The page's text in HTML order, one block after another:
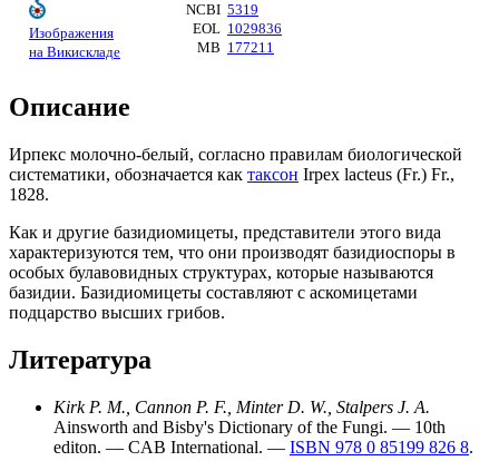
Изображения
на Викискладе
NCBI 5319
EOL 1029836
MB 177211
Описание
Ирпекс молочно-белый, согласно правилам биологической
систематики, обозначается как таксон Irpex lacteus (Fr.) Fr.,
1828.
Как и другие базидиомицеты, представители этого вида
характеризуются тем, что они производят базидиоспоры в
особых булавовидных структурах, которые называются
базидии. Базидиомицеты составляют с аскомицетами
подцарство высших грибов.
Литература
Kirk P. M., Cannon P. F., Minter D. W., Stalpers J. A.
Ainsworth and Bisby's Dictionary of the Fungi. — 10th
editon. — CAB International. — ISBN 978 0 85199 826 8.